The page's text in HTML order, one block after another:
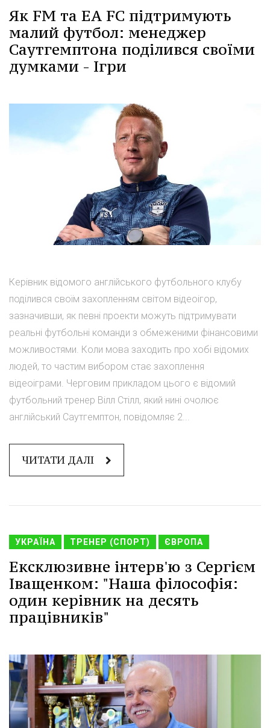
Як FM та EA FC підтримують
малий футбол: менеджер
Саутгемптона поділився своїми
думками - Ігри
Керівник відомого англійського футбольного клубу
поділився своїм захопленням світом відеоігор,
зазначивши, як певні проекти можуть підтримувати
реальні футбольні команди з обмеженими фінансовими
можливостями. Коли мова заходить про хобі відомих
людей, то частим вибором стає захоплення
відеоіграми. Черговим прикладом цього є відомий
футбольний тренер Вілл Стілл, який нині очолює
англійський Саутгемптон, повідомляє 2...
ЧИТАТИ ДАЛІ
УКРАЇНА ТРЕНЕР (СПОРТ) ЄВРОПА
Ексклюзивне інтерв'ю з Сергієм
Іващенком: "Наша філософія:
один керівник на десять
працівників"